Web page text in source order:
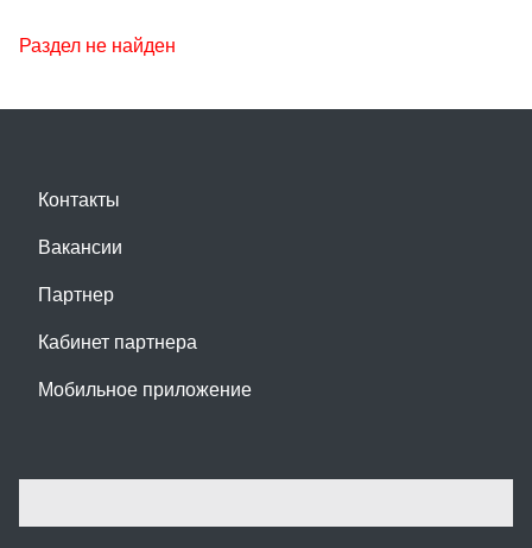
Раздел не найден
Контакты
Вакансии
Партнер
Кабинет партнера
Мобильное приложение